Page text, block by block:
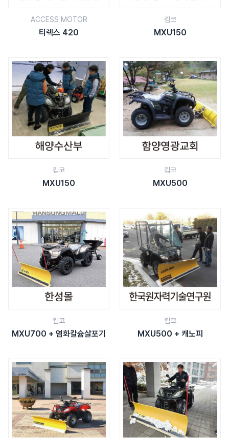
ACCESS MOTOR
티렉스 420
킴코
MXU150
킴코
MXU150
킴코
MXU500
킴코
MXU700 + 염화칼슘살포기
킴코
MXU500 + 캐노피